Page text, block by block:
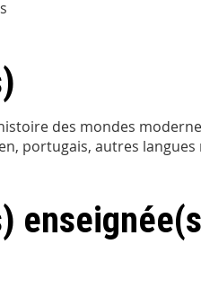
des mondes
portugais, autres langues